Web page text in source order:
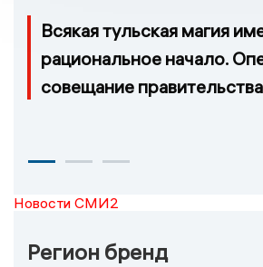
Всякая тульская магия
рациональное начало.
совещание
Новости СМИ2
Регион бренд